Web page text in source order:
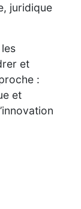
juridique
et
:
et